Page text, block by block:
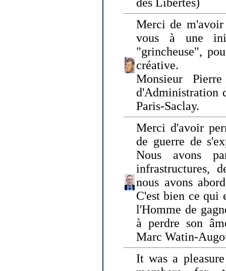
Merci de
vous à une
"grincheuse",
créative.
Monsieur
d'Administration
Paris-Saclay.
Merci d'avoir
de guerre de
Nous avons
infrastructures,
nous avons
C'est bien ce qui
l'Homme de
à perdre son
Marc Watin-
It was a